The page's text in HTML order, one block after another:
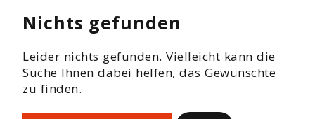
Nichts gefunden
Leider nichts gefunden. Vielleicht kann die
Suche Ihnen dabei helfen, das Gewünschte
zu finden.